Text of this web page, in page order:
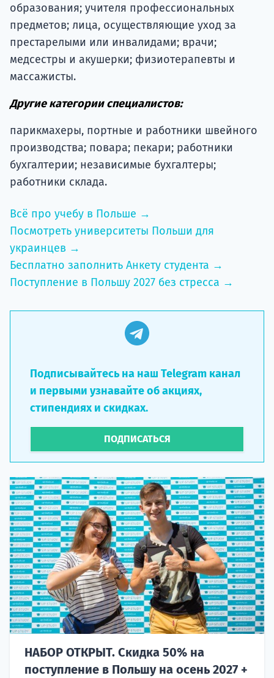
образования; учителя профессиональных
предметов; лица, осуществляющие уход за
престарелыми или инвалидами; врачи;
медсестры и акушерки; физиотерапевты и
массажисты.
Другие категории специалистов:
парикмахеры, портные и работники швейного
производства; повара; пекари; работники
бухгалтерии; независимые бухгалтеры;
работники склада.
Всё про учебу в Польше →
Посмотреть университеты Польши для
украинцев →
Бесплатно заполнить Анкету студента →
Поступление в Польшу 2027 без стресса →
Подписывайтесь на наш Telegram канал
и первыми узнавайте об акциях,
стипендиях и скидках.
ПОДПИСАТЬСЯ
НАБОР ОТКРЫТ. Скидка 50% на
поступление в Польшу на осень 2027 +